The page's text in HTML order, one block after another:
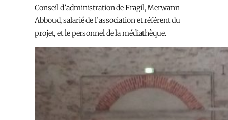
Conseil d’administration de Fragil, Merwann
Abboud, salarié de l’association et référent du
projet, et le personnel de la médiathèque.